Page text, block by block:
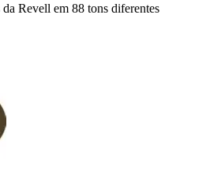
Revell em 88 tons diferentes